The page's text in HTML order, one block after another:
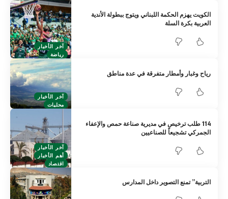
آخر الأخبار
رياضة
الكويت يهزم الحكمة اللبناني ويتوج ببطولة الأندية
العربية بكرة السلة
آخر الأخبار
محليات
رياح وغبار وأمطار متفرقة في عدة مناطق
آخر الأخبار
أهم الأخبار
اقتصاد
114 طلب ترخيص في مديرية صناعة حمص والإعفاء
الجمركي تشجيعاً للصناعيين
التربية” تمنع التصوير داخل المدارس